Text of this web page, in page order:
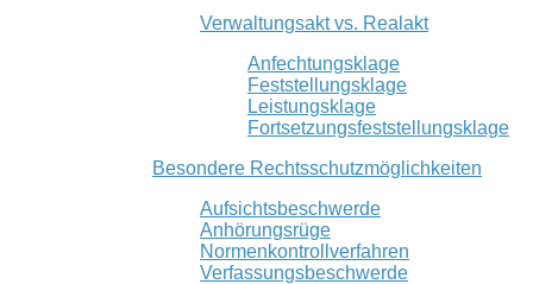
Verwaltungsakt vs. Realakt
Anfechtungsklage
Feststellungsklage
Leistungsklage
Fortsetzungsfeststellungsklage
Besondere Rechtsschutzmöglichkeiten
Aufsichtsbeschwerde
Anhörungsrüge
Normenkontrollverfahren
Verfassungsbeschwerde